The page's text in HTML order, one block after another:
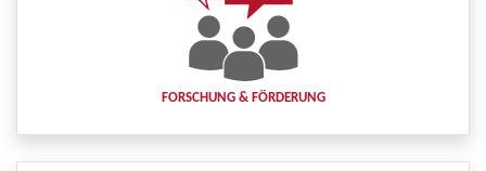
FORSCHUNG & FÖRDERUNG